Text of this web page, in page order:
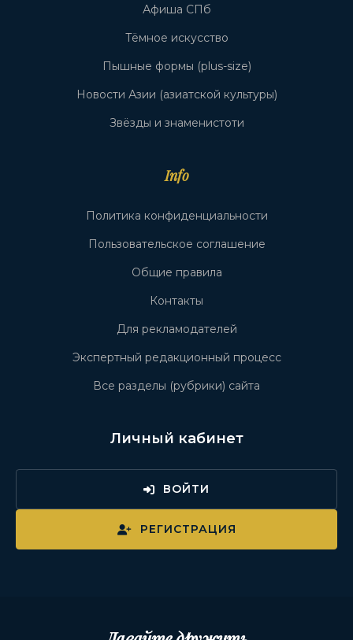
Афиша СПб
Тёмное искусство
Пышные формы (plus-size)
Новости Азии (азиатской культуры)
Звёзды и знаменистоти
Info
Политика конфиденциальности
Пользовательское соглашение
Общие правила
Контакты
Для рекламодателей
Экспертный редакционный процесс
Все разделы (рубрики) сайта
Личный кабинет
ВОЙТИ
РЕГИСТРАЦИЯ